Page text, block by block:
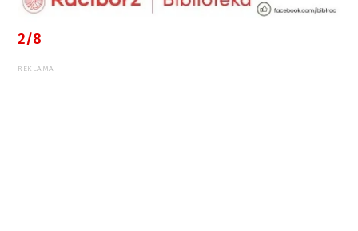
2/8
REKLAMA